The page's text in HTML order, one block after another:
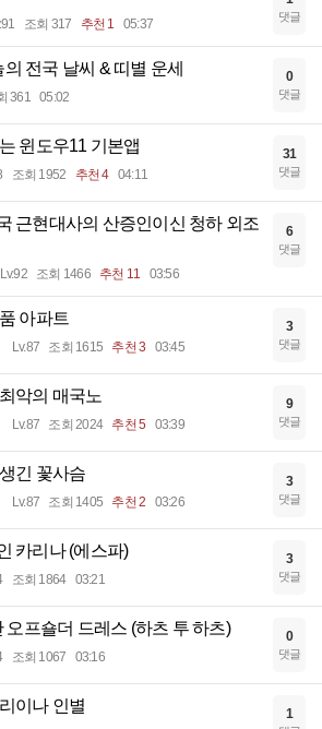
조회 317 추천 1 05:37 댓글
의 전국 날씨 & 띠별 운세
361 05:02
0
댓글
윈도우11 기본앱
조회 1952 추천 4 04:11
31
댓글
근현대사의 산증인이신 청하 외조
Lv.92 조회 1466 추천 11 03:56
6
댓글
아파트
Lv.87 조회 1615 추천 3 03:45
3
댓글
악의 매국노
Lv.87 조회 2024 추천 5 03:39
9
댓글
긴 꽃사슴
Lv.87 조회 1405 추천 2 03:26
3
댓글
카리나 (에스파)
조회 1864 03:21
3
댓글
오프숄더 드레스 (하츠 투 하츠)
조회 1067 03:16
0
댓글
이나 인별 1